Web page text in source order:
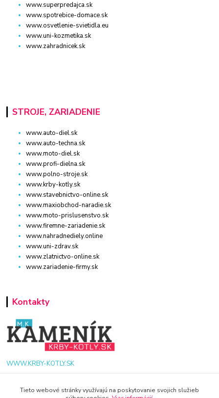
www.superpredajca.sk
www.spotrebice-domace.sk
www.osvetlenie-svietidla.eu
www.uni-kozmetika.sk
www.zahradnicek.sk
STROJE, ZARIADENIE
www.auto-diel.sk
www.auto-techna.sk
www.moto-diel.sk
www.profi-dielna.sk
www.polno-stroje.sk
www.krby-kotly.sk
www.stavebnictvo-online.sk
www.maxiobchod-naradie.sk
www.moto-prislusenstvo.sk
www.firemne-zariadenie.sk
www.nahradnediely.online
www.uni-zdrav.sk
www.zlatnictvo-online.sk
www.zariadenie-firmy.sk
Kontakty
WWW.KRBY-KOTLY.SK
Tieto webové stránky využívajú na poskytovanie svojich služieb